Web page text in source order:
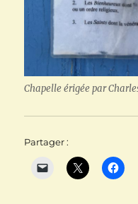
Chapelle érigée par
Partager :